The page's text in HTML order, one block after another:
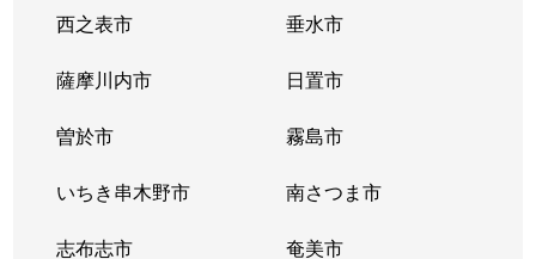
西之表市 垂水市
薩摩川内市 日置市
曽於市 霧島市
いちき串木野市 南さつま市
志布志市 奄美市